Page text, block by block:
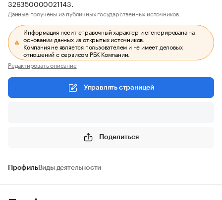
326350000021143.
Данные получены из публичных государственных источников.
Информация носит справочный характер и сгенерирована на
основании данных из открытых источников.
Компания не является пользователем и не имеет деловых
отношений с сервисом РБК Компании.
Редактировать описание
Управлять страницей
Поделиться
ПрофильВиды деятельности